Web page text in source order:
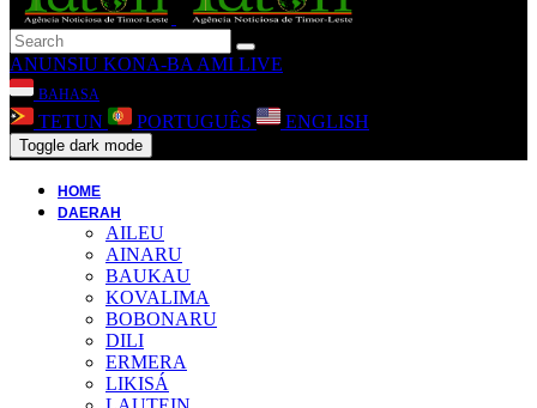
ANUNSIU KONA-BA AMI LIVE
BAHASA
TETUN PORTUGUÊS ENGLISH
Toggle dark mode
HOME
DAERAH
AILEU
AINARU
BAUKAU
KOVALIMA
BOBONARU
DILI
ERMERA
LIKISÁ